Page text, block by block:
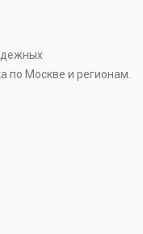
по Москве и регионам.